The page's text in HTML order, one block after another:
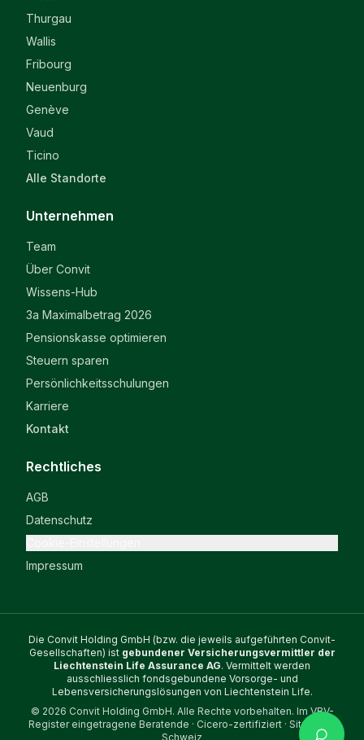
Thurgau
Wallis
Fribourg
Neuenburg
Genève
Vaud
Ticino
Alle Standorte
Unternehmen
Team
Über Convit
Wissens-Hub
3a Maximalbetrag 2026
Pensionskasse optimieren
Steuern sparen
Persönlichkeitsschulungen
Karriere
Kontakt
Rechtliches
AGB
Datenschutz
Impressum
Die Convit Holding GmbH (bzw. die jeweils aufgeführten Convit-
Gesellschaften) ist gebundener Versicherungsvermittler der
Liechtenstein Life Assurance AG. Vermittelt werden
ausschliesslich fondsgebundene Vorsorge- und
Lebensversicherungslösungen von Liechtenstein Life.
© 2026 Convit Holding GmbH. Alle Rechte vorbehalten. Im VBV-
Register eingetragene Beratende · Cicero-zertifiziert · Sitz in der
Schweiz